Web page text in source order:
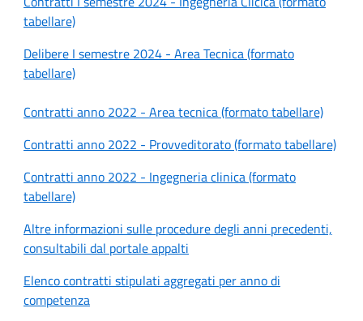
tabellare)
Delibere I semestre 2024 - Area Tecnica (formato
tabellare)
Contratti anno 2022 - Area tecnica (formato tabellare)
Contratti anno 2022 - Provveditorato (formato tabellare)
Contratti anno 2022 - Ingegneria clinica (formato
tabellare)
Altre informazioni sulle procedure degli anni precedenti,
consultabili dal portale appalti
Elenco contratti stipulati aggregati per anno di
competenza